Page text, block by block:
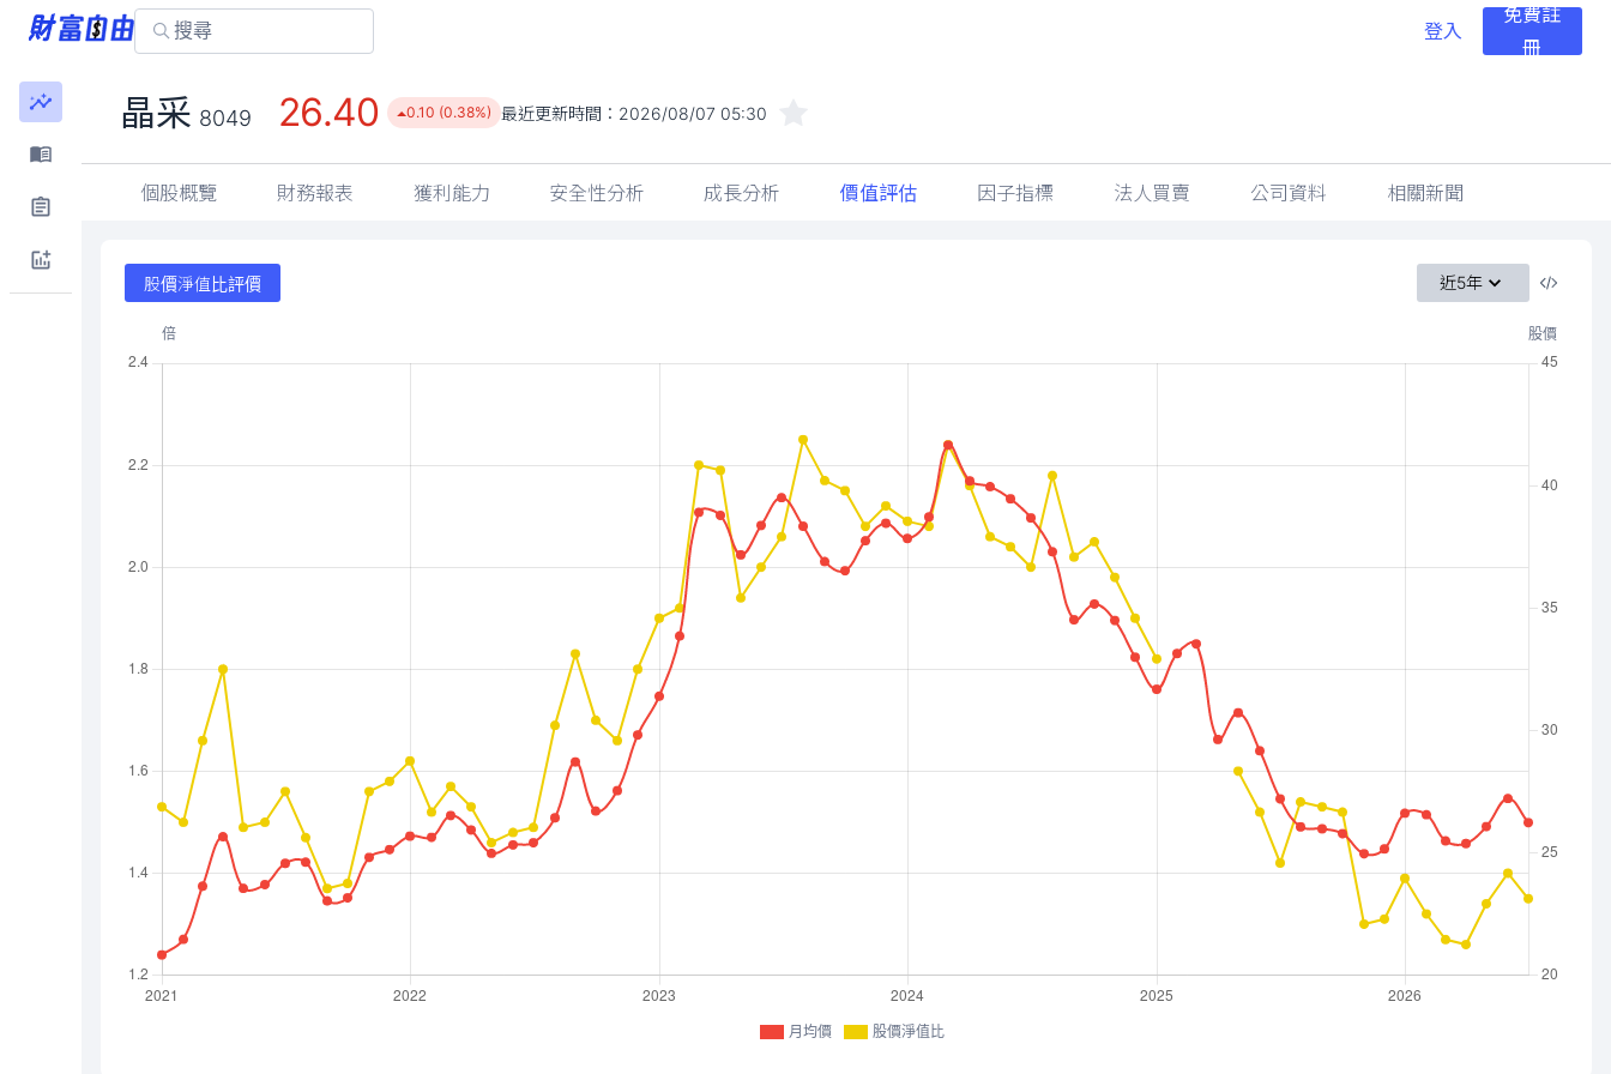
登入
免費註
冊
晶采 8049 26.40 0.10 (0.38%) 最近更新時間： 2026/08/07 05:30
個股概覽 財務報表 獲利能力 安全性分析 成長分析 價值評估 因子指標 法人買賣 公司資料 相關新聞
股價淨值比評價 近5年
月均價 股價淨值比